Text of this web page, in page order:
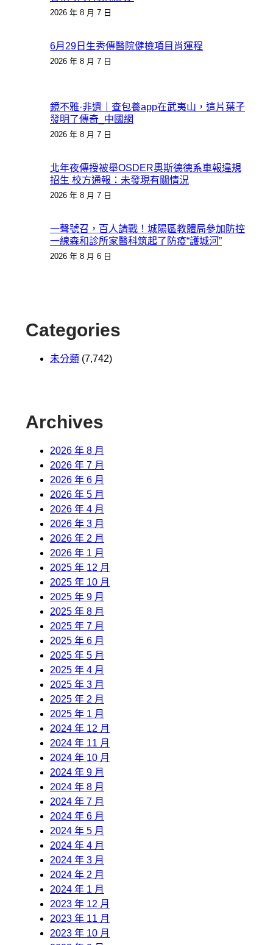
2026 年 8 月 7 日
6月29日生秀傳醫院健檢項目肖運程
2026 年 8 月 7 日
鏡不雅·非遺｜查包養app在武夷山，這片葉子
發明了傳奇_中國網
2026 年 8 月 7 日
北年夜傳授被舉OSDER奧斯德德系車報違規
招生 校方通報：未發現有關情況
2026 年 8 月 7 日
一聲號召，百人請戰！城陽區教體局參加防控
一線森和診所家醫科筑起了防疫“護城河”
2026 年 8 月 6 日
Categories
未分類 (7,742)
Archives
2026 年 8 月
2026 年 7 月
2026 年 6 月
2026 年 5 月
2026 年 4 月
2026 年 3 月
2026 年 2 月
2026 年 1 月
2025 年 12 月
2025 年 10 月
2025 年 9 月
2025 年 8 月
2025 年 7 月
2025 年 6 月
2025 年 5 月
2025 年 4 月
2025 年 3 月
2025 年 2 月
2025 年 1 月
2024 年 12 月
2024 年 11 月
2024 年 10 月
2024 年 9 月
2024 年 8 月
2024 年 7 月
2024 年 6 月
2024 年 5 月
2024 年 4 月
2024 年 3 月
2024 年 2 月
2024 年 1 月
2023 年 12 月
2023 年 11 月
2023 年 10 月